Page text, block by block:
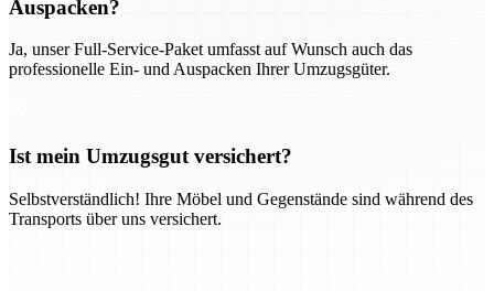
Auspacken?
Ja, unser Full-Service-Paket umfasst auf Wunsch auch das
professionelle Ein- und Auspacken Ihrer Umzugsgüter.
Ist mein Umzugsgut versichert?
Selbstverständlich! Ihre Möbel und Gegenstände sind während des
Transports über uns versichert.